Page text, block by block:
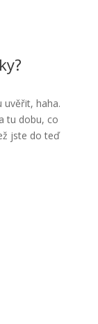
uvěřit, haha.
tu dobu, co
jste do teď